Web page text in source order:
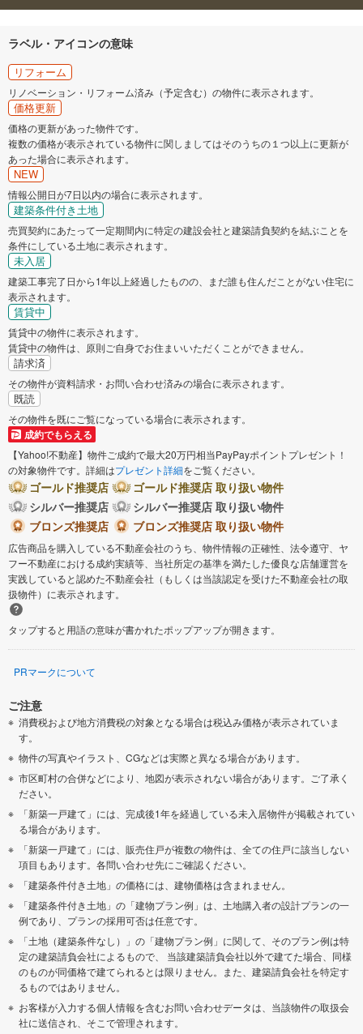
ラベル・アイコンの意味
リフォーム
リノベーション・リフォーム済み（予定含む）の物件に表示されます。
価格更新
価格の更新があった物件です。
複数の価格が表示されている物件に関しましてはそのうちの１つ以上に更新が
あった場合に表示されます。
NEW
情報公開日が7日以内の場合に表示されます。
建築条件付き土地
売買契約にあたって一定期間内に特定の建設会社と建築請負契約を結ぶことを
条件にしている土地に表示されます。
未入居
建築工事完了日から1年以上経過したものの、まだ誰も住んだことがない住宅に
表示されます。
賃貸中
賃貸中の物件に表示されます。
賃貸中の物件は、原則ご自身でお住まいいただくことができません。
請求済
その物件が資料請求・お問い合わせ済みの場合に表示されます。
既読
その物件を既にご覧になっている場合に表示されます。
成約でもらえる
【Yahoo!不動産】物件ご成約で最大20万円相当PayPayポイントプレゼント！
の対象物件です。詳細はプレゼント詳細をご覧ください。
ゴールド推奨店
ゴールド推奨店 取り扱い物件
シルバー推奨店
シルバー推奨店 取り扱い物件
ブロンズ推奨店
ブロンズ推奨店 取り扱い物件
広告商品を購入している不動産会社のうち、物件情報の正確性、法令遵守、ヤ
フー不動産における成約実績等、当社所定の基準を満たした優良な店舗運営を
実践していると認めた不動産会社（もしくは当該認定を受けた不動産会社の取
扱物件）に表示されます。
タップすると用語の意味が書かれたポップアップが開きます。
PRマークについて
ご注意
消費税および地方消費税の対象となる場合は税込み価格が表示されていま
す。
物件の写真やイラスト、CGなどは実際と異なる場合があります。
市区町村の合併などにより、地図が表示されない場合があります。ご了承く
ださい。
「新築一戸建て」には、完成後1年を経過している未入居物件が掲載されてい
る場合があります。
「新築一戸建て」には、販売住戸が複数の物件は、全ての住戸に該当しない
項目もあります。各問い合わせ先にご確認ください。
「建築条件付き土地」の価格には、建物価格は含まれません。
「建築条件付き土地」の「建物プラン例」は、土地購入者の設計プランの一
例であり、プランの採用可否は任意です。
「土地（建築条件なし）」の「建物プラン例」に関して、そのプラン例は特
定の建築請負会社によるもので、 当該建築請負会社以外で建てた場合、同様
のものが同価格で建てられるとは限りません。また、建築請負会社を特定す
るものではありません。
お客様が入力する個人情報を含むお問い合わせデータは、当該物件の取扱会
社に送信され、そこで管理されます。